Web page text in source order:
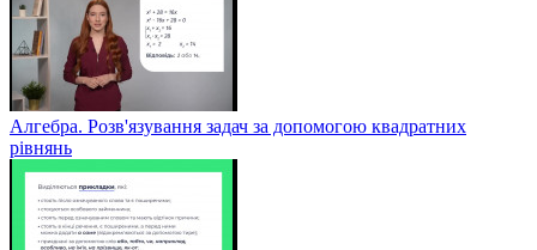
Алгебра. Розв'язування задач за допомогою квадратних
рівнянь